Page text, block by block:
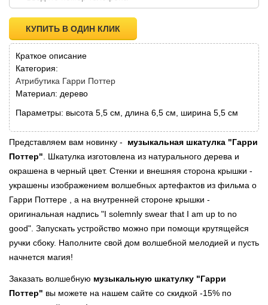
Краткое описание
Категория:
Атрибутика Гарри Поттер
Материал: дерево
Параметры: высота 5,5 см, длина 6,5 см, ширина 5,5 см
КУПИТЬ В ОДИН КЛИК
Представляем вам новинку - музыкальная шкатулка "Гарри
Поттер" . Шкатулка изготовлена из натурального дерева и
окрашена в черный цвет. Стенки и внешняя сторона крышки -
украшены изображением волшебных артефактов из фильма о
Гарри Поттере , а на внутренней стороне крышки -
оригинальная надпись "I solemnly swear that I am up to no
good". Запускать устройство можно при помощи крутящейся
ручки сбоку. Наполните свой дом волшебной мелодией и пусть
начнется магия!
Заказать волшебную музыкальную шкатулку "Гарри
Поттер" вы можете на нашем сайте со скидкой -15% по